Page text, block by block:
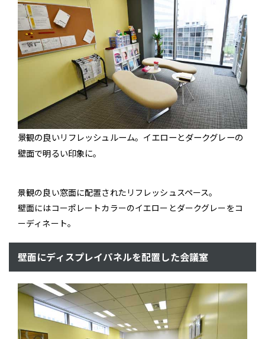
景観の良いリフレッシュルーム。イエローとダークグレーの
壁面で明るい印象に。
景観の良い窓面に配置されたリフレッシュスペース。
壁面にはコーポレートカラーのイエローとダークグレーをコ
ーディネート。
壁面にディスプレイパネルを配置した会議室